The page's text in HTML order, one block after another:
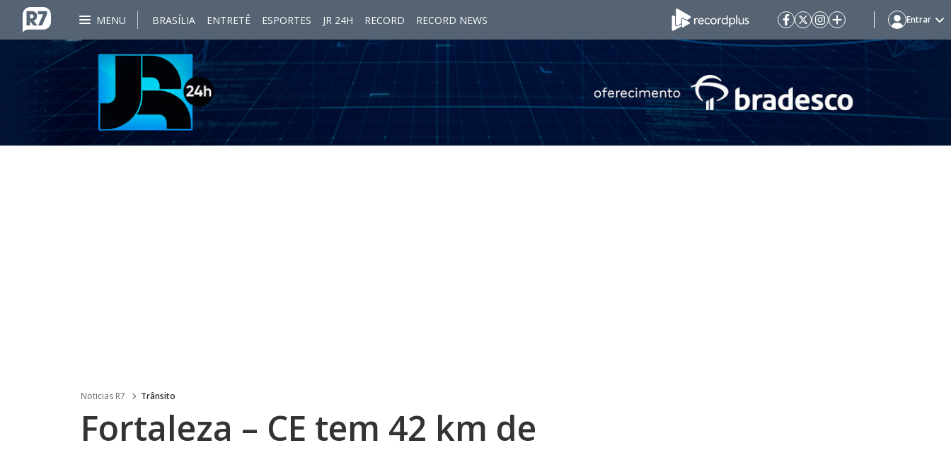
MENU BRASÍLIA ENTRETÊ ESPORTES JR 24H RECORD RECORD NEWS Entrar
Noticias R7 Trânsito
Fortaleza – CE tem 42 km de